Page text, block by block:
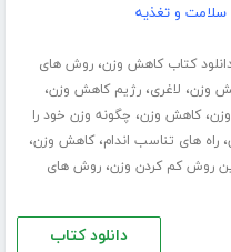
و تغذیه
کتاب کاهش وزن،روش های
وزن، لاغری،رژیم کاهش وزن،
،کاهش وزن، چگونه وزن خود را
،راه های تناسب اندام،کاهش وزن،
روش کم کردن وزن،روش های
دانلود کتاب